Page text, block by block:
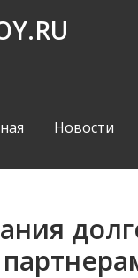
Новости